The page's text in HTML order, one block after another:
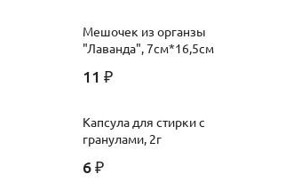
Мешочек из органзы
"Лаванда", 7см*16,5см
11 ₽
Капсула для стирки с
гранулами, 2г
6 ₽